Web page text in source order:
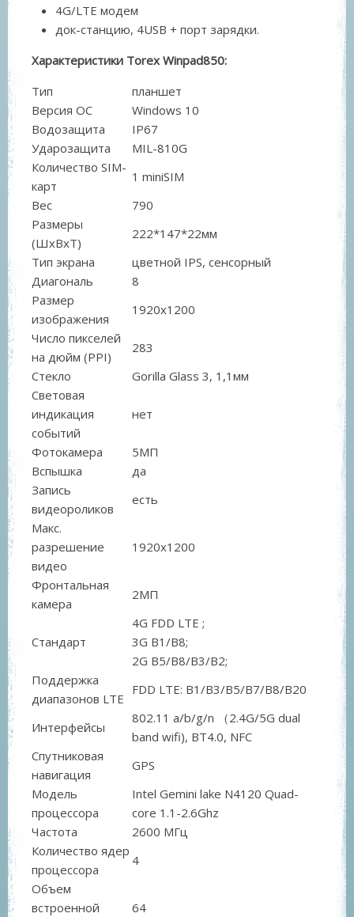
4G/LTE модем
док-станцию, 4USB + порт зарядки.
Характеристики Torex Winpad850:
Тип
планшет
Версия ОС
Windows 10
Водозащита
IP67
Ударозащита
MIL-810G
Количество SIM-
карт
1 miniSIM
Вес
790
Размеры
(ШxВxТ)
222*147*22мм
Тип экрана
цветной IPS, сенсорный
Диагональ
8
Размер
изображения
1920x1200
Число пикселей
на дюйм (PPI)
283
Стекло
Gorilla Glass 3, 1,1мм
Световая
индикация
событий
нет
Фотокамера
5МП
Вспышка
да
Запись
видеороликов
есть
Макс.
разрешение
видео
1920x1200
Фронтальная
камера
2МП
Стандарт
4G FDD LTE ;
3G B1/B8;
2G B5/B8/B3/B2;
Поддержка
диапазонов LTE
FDD LTE: B1/B3/B5/B7/B8/B20
Интерфейсы
802.11 a/b/g/n （2.4G/5G dual
band wifi), BT4.0, NFC
Спутниковая
навигация
GPS
Модель
процессора
Intel Gemini lake N4120 Quad-
core 1.1-2.6Ghz
Частота
2600 МГц
Количество ядер
процессора
4
Объем
встроенной
64